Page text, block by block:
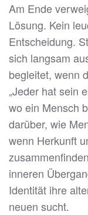
Am Ende
Lösung. Kein
Entscheidung.
sich langsam
begleitet, wenn
„Jeder hat sein
wo ein Mensch
darüber, wie
wenn Herkunft
inneren
Identität ihre
neuen sucht.